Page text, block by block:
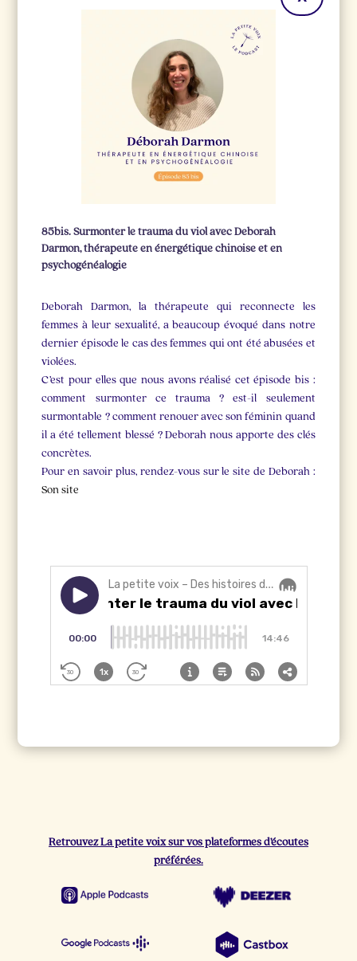
85bis. Surmonter le trauma du viol avec Deborah
Darmon, thérapeute en énergétique chinoise et en
psychogénéalogie
Deborah Darmon, la thérapeute qui reconnecte les
femmes à leur sexualité, a beaucoup évoqué dans notre
dernier épisode le cas des femmes qui ont été abusées et
violées.
C’est pour elles que nous avons réalisé cet épisode bis :
comment surmonter ce trauma ? est-il seulement
surmontable ? comment renouer avec son féminin quand
il a été tellement blessé ? Deborah nous apporte des clés
concrètes.
Pour en savoir plus, rendez-vous sur le site de Deborah :
Son site
Retrouvez La petite voix sur vos plateformes d’écoutes
préférées.